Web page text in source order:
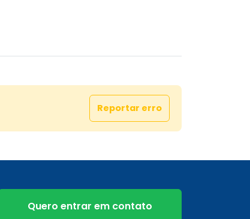
Reportar erro
Quero entrar em contato